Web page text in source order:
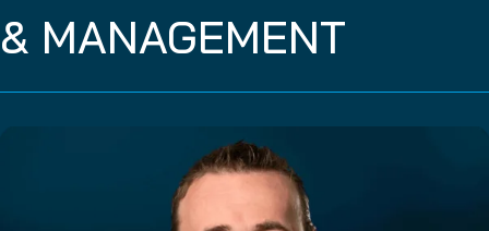
& MANAGEMENT